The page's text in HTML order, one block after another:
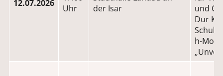
12.07.2026
Uhr
der Isar
und
Dur KV
h-Moll